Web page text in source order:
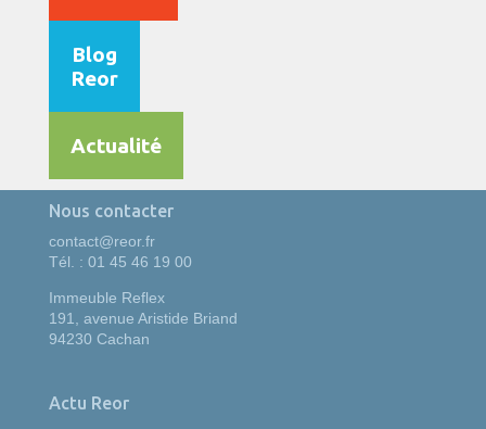
Blog
Reor
Actualité
Nous contacter
contact@reor.fr
Tél. : 01 45 46 19 00
Immeuble Reflex
191, avenue Aristide Briand
94230 Cachan
Actu Reor